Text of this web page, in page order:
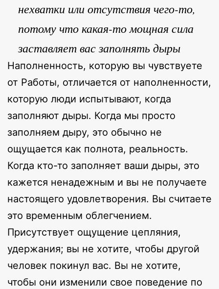
нехватки или отсутствия чего-то,
потому что какая-то мощная сила
заставляет вас заполнять дыры
Наполненность, которую вы чувствуете
от Работы, отличается от наполненности,
которую люди испытывают, когда
заполняют дыры. Когда мы просто
заполняем дыру, это обычно не
ощущается как полнота, реальность.
Когда кто-то заполняет ваши дыры, это
кажется ненадежным и вы не получаете
настоящего удовлетворения. Вы считаете
это временным облегчением.
Присутствует ощущение цепляния,
удержания; вы не хотите, чтобы другой
человек покинул вас. Вы не хотите,
чтобы они изменили свое поведение по